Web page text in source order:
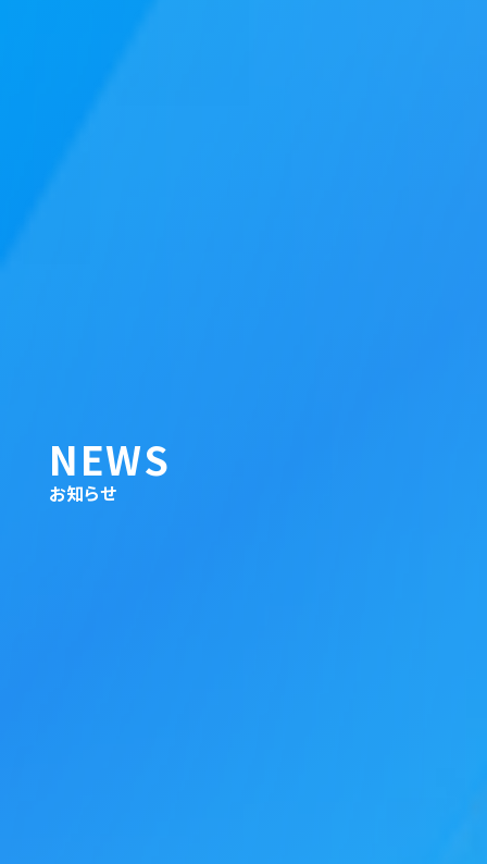
NEWS
お知らせ